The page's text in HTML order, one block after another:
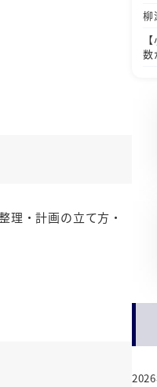
理・計画の立て方・
柳
数